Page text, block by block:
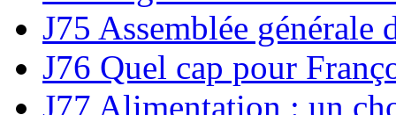
J75 Assemblée générale
J76 Quel cap pour
J77 Alimentation : un